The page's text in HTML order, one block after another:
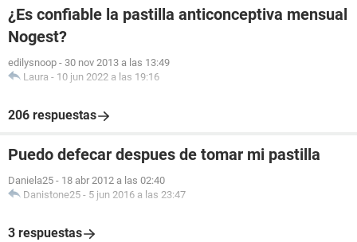
¿Es confiable la pastilla anticonceptiva mensual
Nogest?
edilysnoop - 30 nov 2013 a las 13:49
Laura - 10 jun 2022 a las 19:16
206 respuestas
Puedo defecar despues de tomar mi pastilla
Daniela25 - 18 abr 2012 a las 02:40
Danistone25 - 5 jun 2016 a las 23:47
3 respuestas